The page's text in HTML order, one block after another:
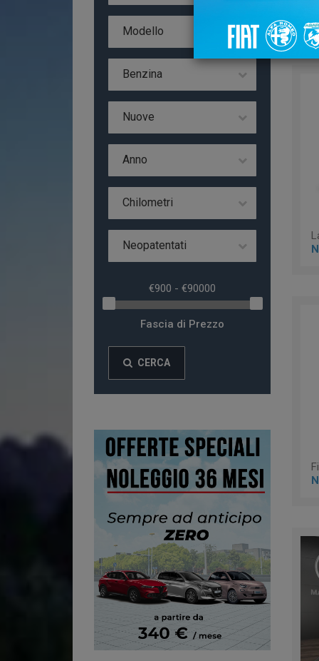
Modello
Benzina
Nuove
Anno
Chilometri
Neopatentati
Fascia di Prezzo
CERCA